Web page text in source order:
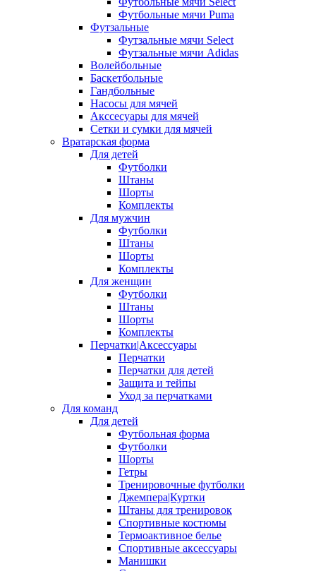
Футбольные мячи Puma
Футзальные
Футзальные мячи Select
Футзальные мячи Adidas
Волейбольные
Баскетбольные
Гандбольные
Насосы для мячей
Акссесуары для мячей
Сетки и сумки для мячей
Вратарская форма
Для детей
Футболки
Штаны
Шорты
Комплекты
Для мужчин
Футболки
Штаны
Шорты
Комплекты
Для женщин
Футболки
Штаны
Шорты
Комплекты
Перчатки|Аксессуары
Перчатки
Перчатки для детей
Защита и тейпы
Уход за перчатками
Для команд
Для детей
Футбольная форма
Футболки
Шорты
Гетры
Тренировочные футболки
Джемпера|Куртки
Штаны для тренировок
Спортивные костюмы
Термоактивное белье
Спортивные аксессуары
Манишки